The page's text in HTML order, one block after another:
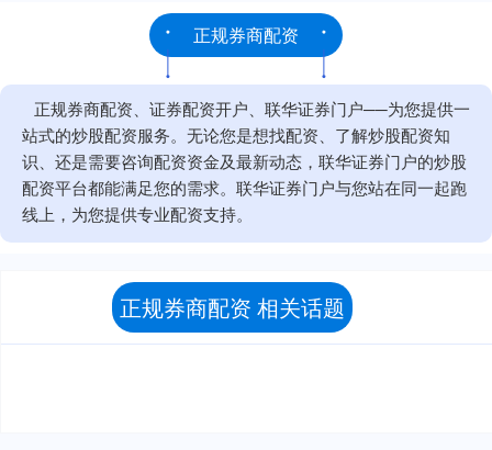
正规券商配资
正规券商配资、证券配资开户、联华证券门户──为您提供一
站式的炒股配资服务。无论您是想找配资、了解炒股配资知
识、还是需要咨询配资资金及最新动态，联华证券门户的炒股
配资平台都能满足您的需求。联华证券门户与您站在同一起跑
线上，为您提供专业配资支持。
正规券商配资 相关话题